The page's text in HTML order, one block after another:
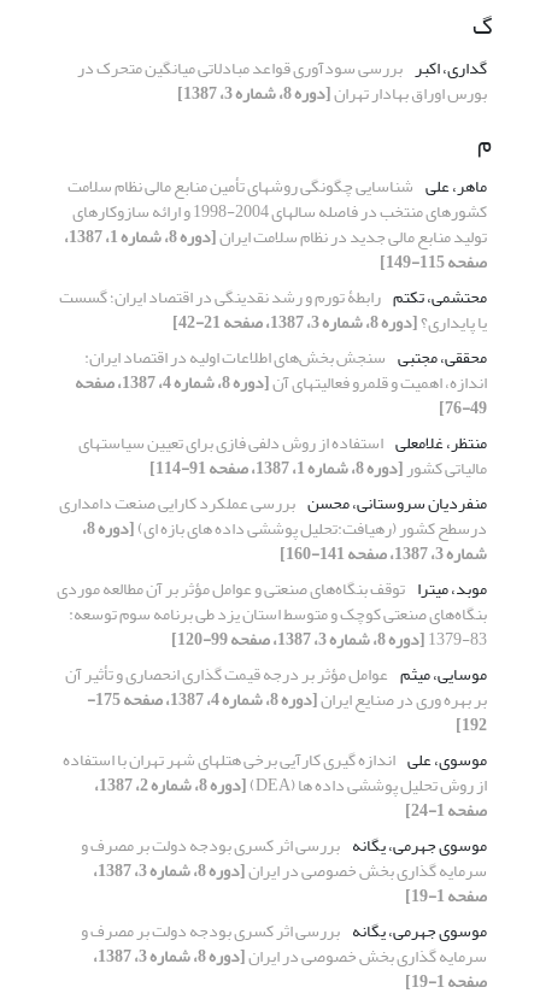
گ
گداری، اکبر بررسی سودآوری قواعد مبادلاتی میانگین متحرک در
بورس اوراق بهادار تهران[دوره 8، شماره 3، 1387]
م
ماهر، علی شناسایی چگونگی روشهای تأمین منابع مالی نظام سلامت
کشورهای منتخب در فاصله سالهای 2004-1998 و ارائه سازوکارهای
تولید منابع مالی جدید در نظام سلامت ایران [دوره 8، شماره 1، 1387،
صفحه 115-149]
محتشمی، تکتم رابطۀ تورم و رشد نقدینگی در اقتصاد ایران؛ گسست
یا پایداری؟[دوره 8، شماره 3، 1387، صفحه 21-42]
محققی، مجتبی سنجش بخش‌های اطلاعات اولیه در اقتصاد ایران:
اندازه، اهمیت و قلمرو فعالیتهای آن [دوره 8، شماره 4، 1387، صفحه
49-76]
منتظر، غلامعلی استفاده از روش دلفی فازی برای تعیین سیاستهای
مالیاتی کشور[دوره 8، شماره 1، 1387، صفحه 91-114]
منفردیان سروستانی، محسن بررسی عملکرد کارایی صنعت دامداری
درسطح کشور (رهیافت:تحلیل پوششی داده های بازه ای) [دوره 8،
شماره 3، 1387، صفحه 141-160]
موبد، میترا توقف بنگاه‌های صنعتی و عوامل مؤثر بر آن مطالعه موردی
بنگاه‌های صنعتی کوچک و متوسط استان یزد طی برنامه سوم توسعه:
83-1379
[دوره 8، شماره 3، 1387، صفحه 99-120]
موسایی، میثم عوامل مؤثر بر درجه قیمت گذاری انحصاری و تأثیر آن
بر بهره وری در صنایع ایران [دوره 8، شماره 4، 1387، صفحه 175-
192]
موسوی، علی اندازه گیری کارآیی برخی هتلهای شهر تهران با استفاده
از روش تحلیل پوششی داده ها (DEA) [دوره 8، شماره 2، 1387،
صفحه 1-24]
موسوی جهرمی، یگانه بررسی اثر کسری بودجه دولت بر مصرف و
سرمایه گذاری بخش خصوصی در ایران [دوره 8، شماره 3، 1387،
صفحه 1-19]
موسوی جهرمی، یگانه بررسی اثر کسری بودجه دولت بر مصرف و
سرمایه گذاری بخش خصوصی در ایران [دوره 8، شماره 3، 1387،
صفحه 1-19]